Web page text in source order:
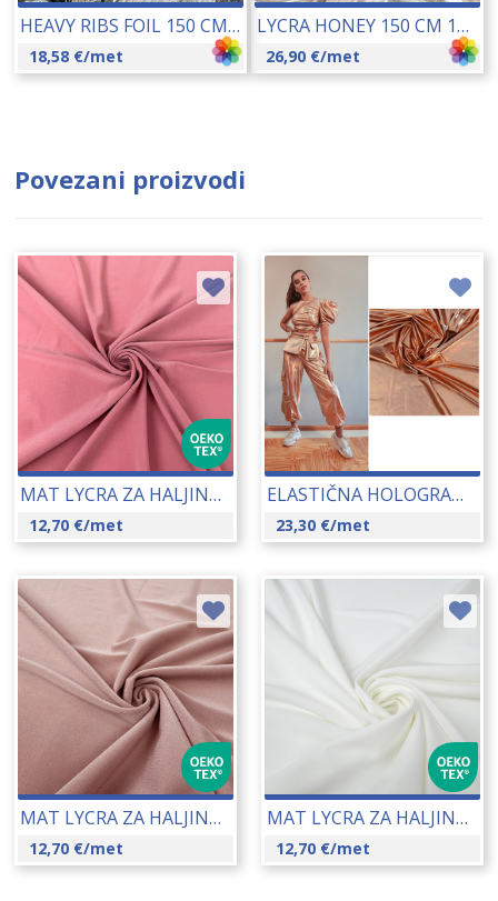
HEAVY RIBS FOIL 150 CM 21073
18,58 €/met
LYCRA HONEY 150 CM 17089
26,90 €/met
Povezani proizvodi
MAT LYCRA ZA HALJINE (K903) 150 CM 19028-536-1
12,70 €/met
ELASTIČNA HOLOGRAM TKANINA (G62044) 150-155 CM 22252
23,30 €/met
MAT LYCRA ZA HALJINE (K903) 150 CM 19028-533
12,70 €/met
MAT LYCRA ZA HALJINE (K903) 150 CM 19028-20
12,70 €/met